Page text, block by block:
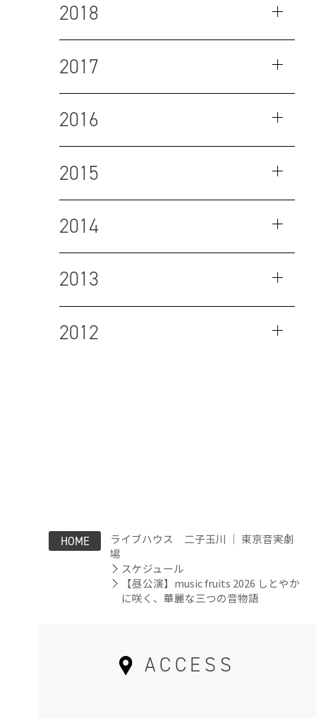
2018
2017
2016
2015
2014
2013
2012
HOME
ライブハウス 二子玉川 ｜ 東京音実劇
場
スケジュール
【昼公演】music fruits 2026 しとやか
に咲く、華麗な三つの音物語
ACCESS